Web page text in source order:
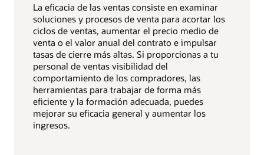
La eficacia de las ventas consiste en examinar
soluciones y procesos de venta para acortar los
ciclos de ventas, aumentar el precio medio de
venta o el valor anual del contrato e impulsar
tasas de cierre más altas. Si proporcionas a tu
personal de ventas visibilidad del
comportamiento de los compradores, las
herramientas para trabajar de forma más
eficiente y la formación adecuada, puedes
mejorar su eficacia general y aumentar los
ingresos.